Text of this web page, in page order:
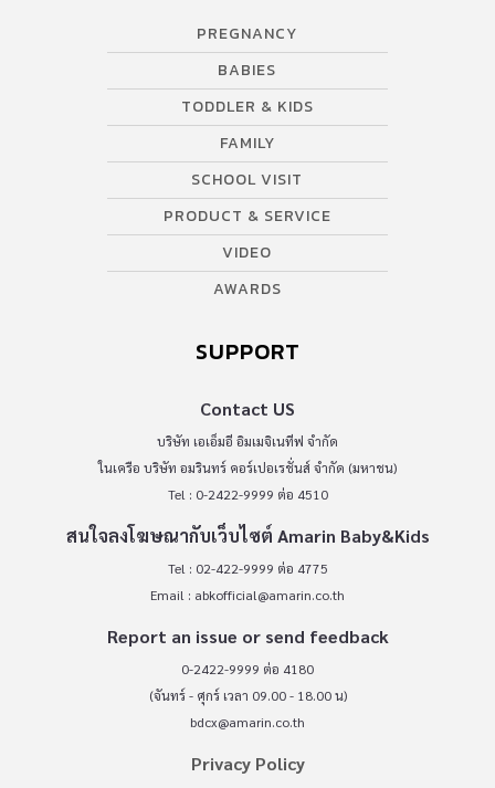
PREGNANCY
BABIES
TODDLER & KIDS
FAMILY
SCHOOL VISIT
PRODUCT & SERVICE
VIDEO
AWARDS
SUPPORT
Contact US
บริษัท เอเอ็มอี อิมเมจิเนทีฟ จำกัด
ในเครือ บริษัท อมรินทร์ คอร์เปอเรชั่นส์ จำกัด (มหาชน)
Tel : 0-2422-9999 ต่อ 4510
สนใจลงโฆษณากับเว็บไซต์ Amarin Baby&Kids
Tel : 02-422-9999 ต่อ 4775
Email : abkofficial@amarin.co.th
Report an issue or send feedback
0-2422-9999 ต่อ 4180
(จันทร์ - ศุกร์ เวลา 09.00 - 18.00 น)
bdcx@amarin.co.th
Privacy Policy